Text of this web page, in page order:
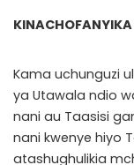
Kama uchunguzi
ya Utawala ndio
nani au Taasisi
nani kwenye hiyo
atashughulikia